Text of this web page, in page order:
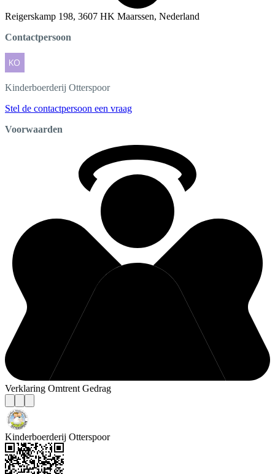
Reigerskamp 198, 3607 HK Maarssen, Nederland
Contactpersoon
Kinderboerderij Otterspoor
Stel de contactpersoon een vraag
Voorwaarden
Verklaring Omtrent Gedrag
Kinderboerderij Otterspoor